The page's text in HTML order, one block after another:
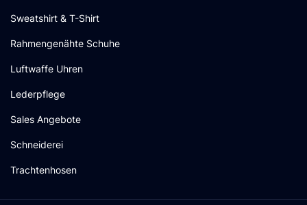
Sweatshirt & T-Shirt
Rahmengenähte Schuhe
Luftwaffe Uhren
Lederpflege
Sales Angebote
Schneiderei
Trachtenhosen